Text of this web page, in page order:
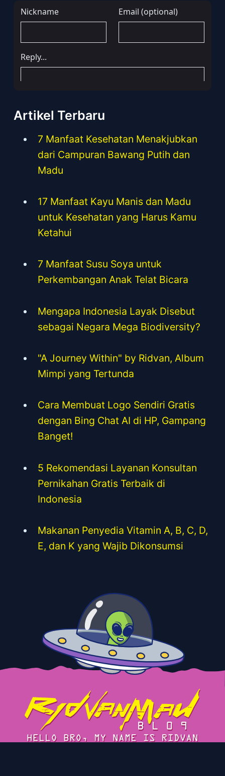
Artikel Terbaru
7 Manfaat Kesehatan Menakjubkan
dari Campuran Bawang Putih dan
Madu
17 Manfaat Kayu Manis dan Madu
untuk Kesehatan yang Harus Kamu
Ketahui
7 Manfaat Susu Soya untuk
Perkembangan Anak Telat Bicara
Mengapa Indonesia Layak Disebut
sebagai Negara Mega Biodiversity?
"A Journey Within" by Ridvan, Album
Mimpi yang Tertunda
Cara Membuat Logo Sendiri Gratis
dengan Bing Chat AI di HP, Gampang
Banget!
5 Rekomendasi Layanan Konsultan
Pernikahan Gratis Terbaik di
Indonesia
Makanan Penyedia Vitamin A, B, C, D,
E, dan K yang Wajib Dikonsumsi